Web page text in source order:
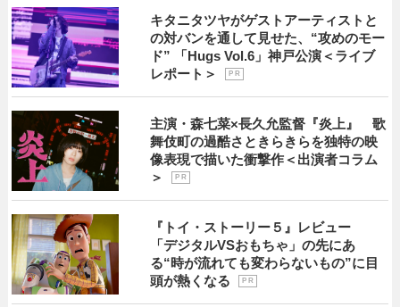
キタニタツヤがゲストアーティストと
の対バンを通して見せた、“攻めのモー
ド” 「Hugs Vol.6」神戸公演＜ライブ
レポート＞
P R
主演・森七菜×長久允監督『炎上』 歌
舞伎町の過酷さときらきらを独特の映
像表現で描いた衝撃作＜出演者コラム
＞
P R
『トイ・ストーリー５』レビュー
「デジタルVSおもちゃ」の先にあ
る“時が流れても変わらないもの”に目
頭が熱くなる
P R